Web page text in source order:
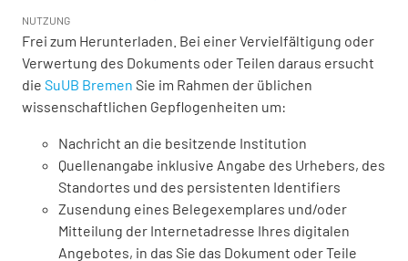
NUTZUNG
Frei zum Herunterladen. Bei einer Vervielfältigung oder
Verwertung des Dokuments oder Teilen daraus ersucht
die SuUB Bremen Sie im Rahmen der üblichen
wissenschaftlichen Gepflogenheiten um:
Nachricht an die besitzende Institution
Quellenangabe inklusive Angabe des Urhebers, des
Standortes und des persistenten Identifiers
Zusendung eines Belegexemplares und/oder
Mitteilung der Internetadresse Ihres digitalen
Angebotes, in das Sie das Dokument oder Teile